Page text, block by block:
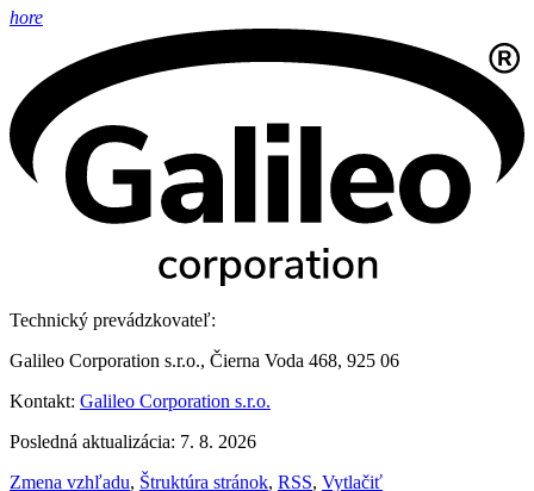
hore
Technický prevádzkovateľ:
Galileo Corporation s.r.o., Čierna Voda 468, 925 06
Kontakt: Galileo Corporation s.r.o.
Posledná aktualizácia: 7. 8. 2026
Zmena vzhľadu, Štruktúra stránok, RSS, Vytlačiť